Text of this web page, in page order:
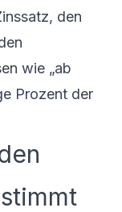
den
wie „ab
Prozent der